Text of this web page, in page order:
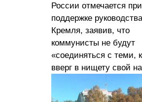
России отмечается при
поддержке руководства
Кремля, заявив, что
коммунисты не будут
«соединяться с теми,
вверг в нищету свой